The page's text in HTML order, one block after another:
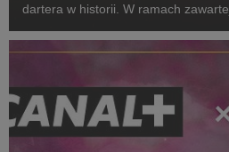
dartera w historii. W ramach
startowych naszego zawodnika